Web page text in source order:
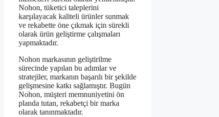
Nohon, tüketici taleplerini
karşılayacak kaliteli ürünler sunmak
ve rekabette öne çıkmak için sürekli
olarak ürün geliştirme çalışmaları
yapmaktadır.
Nohon markasının geliştirilme
sürecinde yapılan bu adımlar ve
stratejiler, markanın başarılı bir şekilde
gelişmesine katkı sağlamıştır. Bugün
Nohon, müşteri memnuniyetini ön
planda tutan, rekabetçi bir marka
olarak tanınmaktadır.